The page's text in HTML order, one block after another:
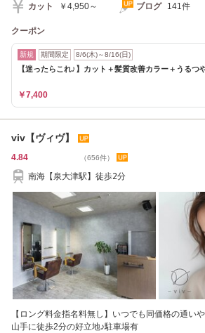
カット ￥4,950～ ブログ 141件
クーポン
新規 期間限定 8/6(木)～8/16(日)
【迷ったらこれ♪】カット＋髪質改善カラー＋うるつ
￥7,400
viv【ヴィヴ】
4.84 （656件）
南海【泉大津駅】徒歩2分
【ロング料金指名料無し】いつでも同価格の通い
山手に徒歩2分の好立地♪駐車場有